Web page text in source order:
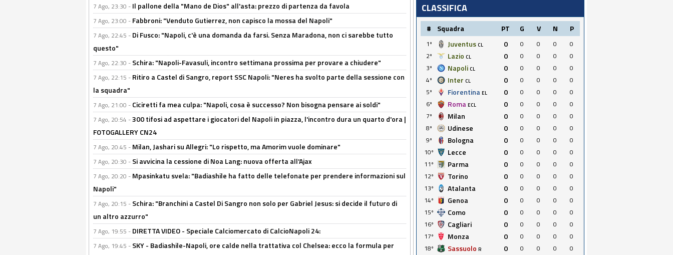
7 Ago, 23:30 - Il pallone della "Mano de Dios" all'asta: prezzo di partenza da favola
7 Ago, 23:00 - Fabbroni: "Venduto Gutierrez, non capisco la mossa del Napoli"
7 Ago, 22:45 - Di Fusco: "Napoli, c'è una domanda da farsi. Senza Maradona, non ci sarebbe tutto
questo"
7 Ago, 22:30 - Schira: "Napoli-Favasuli, incontro settimana prossima per provare a chiudere"
7 Ago, 22:15 - Ritiro a Castel di Sangro, report SSC Napoli: "Neres ha svolto parte della sessione con
la squadra"
7 Ago, 21:00 - Ciciretti fa mea culpa: "Napoli, cosa è successo? Non bisogna pensare ai soldi"
7 Ago, 20:54 -300 tifosi ad aspettare i giocatori del Napoli in piazza, l'incontro dura un quarto d'ora |
FOTOGALLERY CN24
7 Ago, 20:45 - Milan, Jashari su Allegri: "Lo rispetto, ma Amorim vuole dominare"
7 Ago, 20:30 - Si avvicina la cessione di Noa Lang: nuova offerta all'Ajax
7 Ago, 20:20 - Mpasinkatu svela: "Badiashile ha fatto delle telefonate per prendere informazioni sul
Napoli"
7 Ago, 20:15 - Schira: "Branchini a Castel Di Sangro non solo per Gabriel Jesus: si decide il futuro di
un altro azzurro"
7 Ago, 19:55 - DIRETTA VIDEO - Speciale Calciomercato di CalcioNapoli 24:
7 Ago, 19:45 - SKY - Badiashile-Napoli, ore calde nella trattativa col Chelsea: ecco la formula per
CLASSIFICA
# Squadra PT G V N P
1º Juventus CL 0 0 0 0
0
2º
Lazio CL 0 0 0 0
0
3º
Napoli CL 0 0 0 0
0
4º
Inter CL 0 0 0 0
0
5º
Fiorentina EL 0 0 0 0
0
6º
Roma ECL 0 0 0 0
0
7º
Milan 0 0 0 0
0
8º
Udinese 0 0 0 0
0
9º
Bologna 0 0 0 0
0
10º
Lecce 0 0 0 0
0
11º
Parma 0 0 0 0
0
12º
Torino 0 0 0 0
0
13º
Atalanta 0 0 0 0
0
14º
Genoa 0 0 0 0
0
15º
Como 0 0 0 0
0
16º
Cagliari 0 0 0 0
0
17º
Monza 0 0 0 0
0
18º
Sassuolo R 0 0 0 0 0